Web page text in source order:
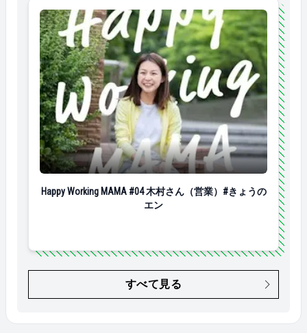
Happy Working MAMA #04 木村さん（営業）#きょうの
Happy Working MAMA #04 木村さん（営業）#きょうの
エン
すべて見る